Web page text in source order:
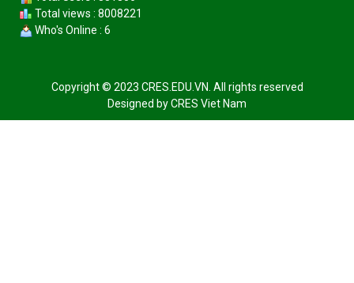
Total views : 8008221
Who's Online : 6
Copyright © 2023 CRES.EDU.VN. All rights reserved
Designed byCRES Viet Nam